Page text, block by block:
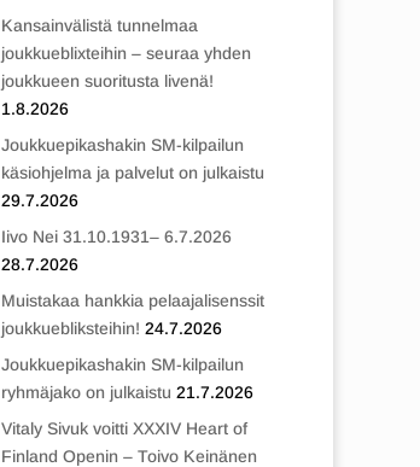
Kansainvälistä tunnelmaa
joukkueblixteihin – seuraa yhden
joukkueen suoritusta livenä!
1.8.2026
Joukkuepikashakin SM-kilpailun
käsiohjelma ja palvelut on julkaistu
29.7.2026
Iivo Nei 31.10.1931– 6.7.2026
28.7.2026
Muistakaa hankkia pelaajalisenssit
joukkuebliksteihin! 24.7.2026
Joukkuepikashakin SM-kilpailun
ryhmäjako on julkaistu 21.7.2026
Vitaly Sivuk voitti XXXIV Heart of
Finland Openin – Toivo Keinänen